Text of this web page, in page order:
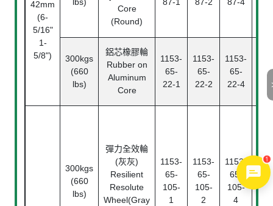
42mm
(6-
5/16"
1-
5/8")
lbs)
Core
(Round)
87-1 87-2 87-4
300kgs
(660
lbs)
鋁芯橡膠輪
Rubber on
Aluminum
Core
1153-
65-
22-1
1153-
65-
22-2
1153-
65-
22-4
300kgs
(660
lbs)
彈力全效輪
(灰灰)
Resilient
Resolute
Wheel(Gray
1153-
65-
105-
1
1153-
65-
105-
2
1153-
65-
105-
4
1